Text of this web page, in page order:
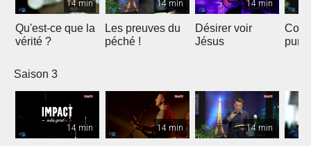
14 min
Qu'est-ce que la
vérité ?
14 min
Les preuves du
péché !
14 min
Désirer voir
Jésus
Saison 3
14 min 14 min 14 min